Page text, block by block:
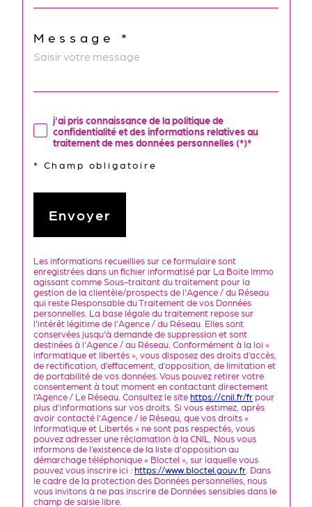
Message *
j'ai pris connaissance de la politique de
confidentialité et des informations relatives au
traitement de mes données personnelles (*)*
* Champ obligatoire
Envoyer
Les informations recueillies sur ce formulaire sont
enregistrées dans un fichier informatisé par La Boite Immo
agissant comme Sous-traitant du traitement pour la
gestion de la clientèle/prospects de l'Agence / du Réseau
qui reste Responsable du Traitement de vos Données
personnelles. La base légale du traitement repose sur
l'intérêt légitime de l'Agence / du Réseau. Elles sont
conservées jusqu'à demande de suppression et sont
destinées à l'Agence / au Réseau. Conformément à la loi «
informatique et libertés », vous disposez des droits d’accès,
de rectification, d’effacement, d’opposition, de limitation et
de portabilité de vos données. Vous pouvez retirer votre
consentement à tout moment en contactant directement
l’Agence / Le Réseau. Consultez le site https://cnil.fr/fr pour
plus d’informations sur vos droits. Si vous estimez, après
avoir contacté l'Agence / le Réseau, que vos droits «
Informatique et Libertés » ne sont pas respectés, vous
pouvez adresser une réclamation à la CNIL. Nous vous
informons de l’existence de la liste d'opposition au
démarchage téléphonique « Bloctel », sur laquelle vous
pouvez vous inscrire ici : https://www.bloctel.gouv.fr . Dans
le cadre de la protection des Données personnelles, nous
vous invitons à ne pas inscrire de Données sensibles dans le
champ de saisie libre.